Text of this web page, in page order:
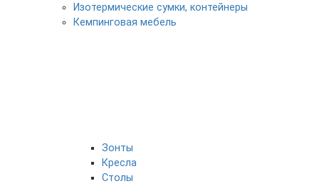
Изотермические сумки, контейнеры
Кемпинговая мебель
Зонты
Кресла
Столы